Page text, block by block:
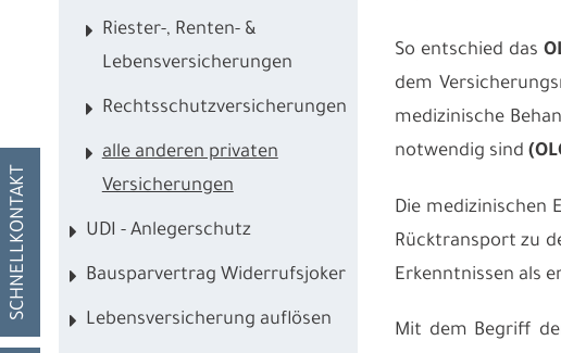
SCHNELLKONTAKT
Riester-, Renten- &
Lebensversicherungen
Rechtsschutzversicherungen
alle anderen privaten
Versicherungen
UDI - Anlegerschutz
Bausparvertrag Widerrufsjoker
Lebensversicherung auflösen
So entschied das
dem
medizinische
notwendig sind
Die medizinischen
Rücktransport zu
Erkenntnissen als
Mit dem Begriff